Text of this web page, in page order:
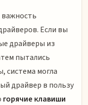
Если вы
драйверы из
пытались
система могла
драйвер в пользу
горячие клавиши